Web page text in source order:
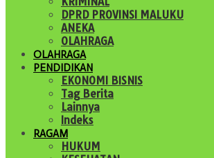
DPRD PROVINSI MALUKU
ANEKA
OLAHRAGA
OLAHRAGA
PENDIDIKAN
EKONOMI BISNIS
Tag Berita
Lainnya
Indeks
RAGAM
HUKUM